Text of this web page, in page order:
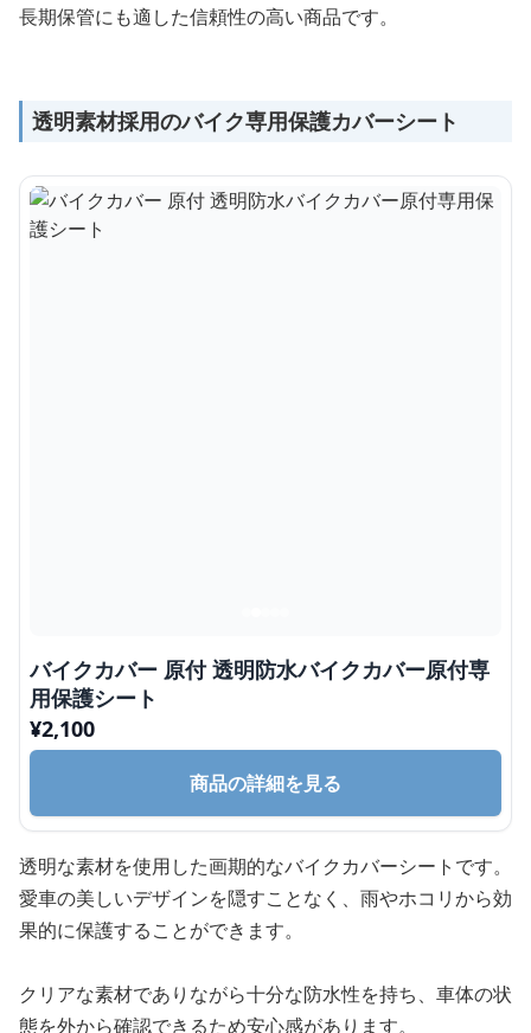
長期保管にも適した信頼性の高い商品です。
透明素材採用のバイク専用保護カバーシート
バイクカバー 原付 透明防水バイクカバー原付専
用保護シート
¥2,100
商品の詳細を見る
透明な素材を使用した画期的なバイクカバーシートです。
愛車の美しいデザインを隠すことなく、雨やホコリから効
果的に保護することができます。
クリアな素材でありながら十分な防水性を持ち、車体の状
態を外から確認できるため安心感があります。